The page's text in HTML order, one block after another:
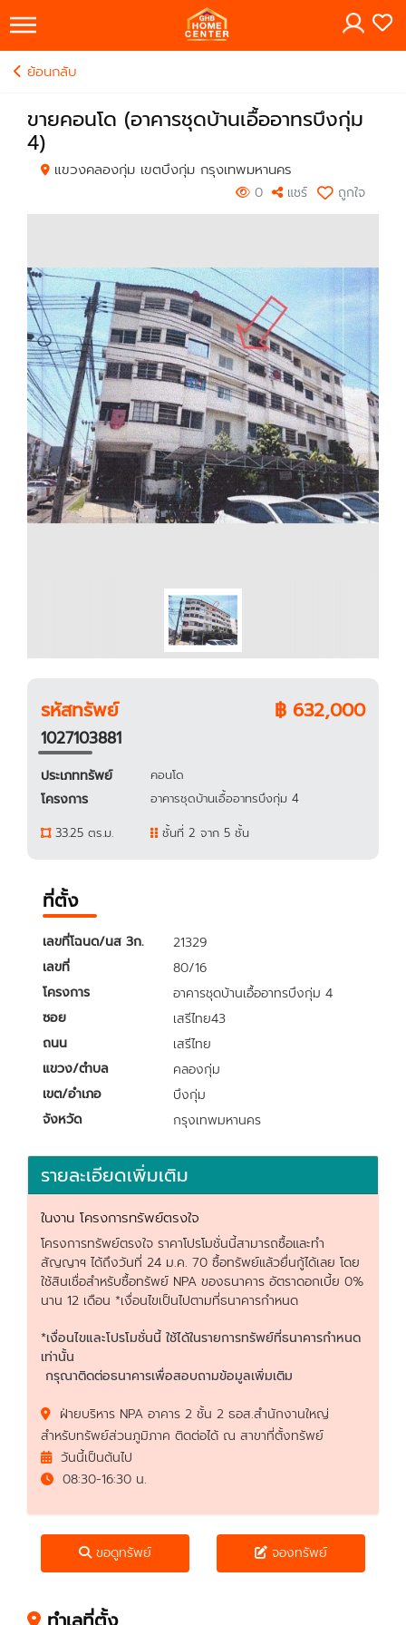
×
ย้อนกลับ
ขายคอนโด (อาคารชุดบ้านเอื้ออาทรบึงกุ่ม
4)
แขวงคลองกุ่ม เขตบึงกุ่ม กรุงเทพมหานคร
0 แชร์ ถูกใจ
รหัสทรัพย์
1027103881
฿ 632,000
ประเภททรัพย์ คอนโด
โครงการ
อาคารชุดบ้านเอื้ออาทรบึงกุ่ม 4
33.25 ตร.ม.
ชั้นที่ 2 จาก 5 ชั้น
ที่ตั้ง
เลขที่โฉนด/นส 3ก.
21329
เลขที่
80/16
โครงการ
อาคารชุดบ้านเอื้ออาทรบึงกุ่ม 4
ซอย
เสรีไทย43
ถนน
เสรีไทย
แขวง/ตำบล
คลองกุ่ม
เขต/อำเภอ
บึงกุ่ม
จังหวัด
กรุงเทพมหานคร
รายละเอียดเพิ่มเติม
ในงาน โครงการทรัพย์ตรงใจ
โครงการทรัพย์ตรงใจ ราคาโปรโมชั่นนี้สามารถซื้อและทำ
สัญญาฯ ได้ถึงวันที่ 24 ม.ค. 70 ซื้อทรัพย์แล้วยื่นกู้ได้เลย โดย
ใช้สินเชื่อสำหรับซื้อทรัพย์ NPA ของธนาคาร อัตราดอกเบี้ย 0%
นาน 12 เดือน *เงื่อนไขเป็นไปตามที่ธนาคารกำหนด
*เงื่อนไขและโปรโมชั่นนี้ ใช้ได้ในรายการทรัพย์ที่ธนาคารกำหนด
เท่านั้น
กรุณาติดต่อธนาคารเพื่อสอบถามข้อมูลเพิ่มเติม
ฝ่ายบริหาร NPA อาคาร 2 ชั้น 2 ธอส.สำนักงานใหญ่
สำหรับทรัพย์ส่วนภูมิภาค ติดต่อได้ ณ สาขาที่ตั้งทรัพย์
วันนี้เป็นต้นไป
08:30-16:30 น.
ขอดูทรัพย์ จองทรัพย์